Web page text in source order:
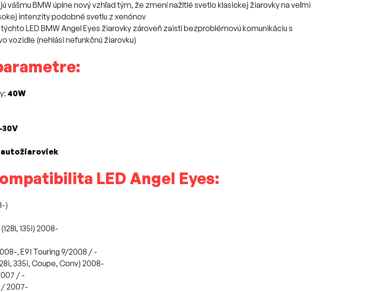
vášmu BMW úplne nový vzhľad tým, že zmení nažltlé svetlo klasickej žiarovky na veľmi
intenzity podobné svetlu z xenónov
LED BMW Angel Eyes žiarovky zároveň zaistí bezproblémovú komunikáciu s
vozidle (nehlási nefunkčnú žiarovku)
40W
30V
autožiaroviek
LED Angel Eyes:
)
135i) 2008-
, E91 Touring 9/2008 / -
335i, Coupe, Conv) 2008-
/ -
/ 2007-